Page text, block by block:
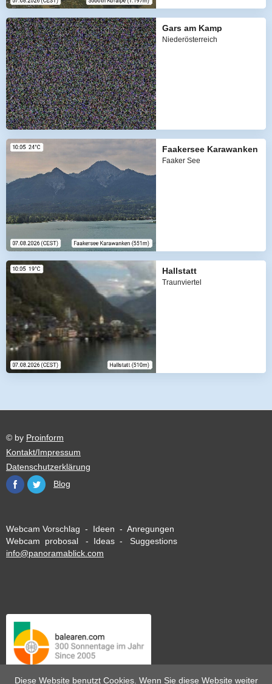
Gars am Kamp
Niederösterreich
Faakersee Karawanken
Faaker See
Hallstatt
Traunviertel
© by Proinform
Kontakt/Impressum
Datenschutzerklärung
Blog
Webcam Vorschlag - Ideen - Anregungen
Webcam probosal - Ideas - Suggestions
info@panoramablick.com
Diese Website benutzt Cookies. Wenn Sie diese Website weiter